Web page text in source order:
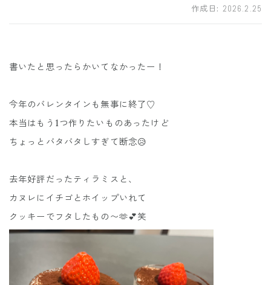
作成日: 2026.2.25
書いたと思ったらかいてなかったー！
今年のバレンタインも無事に終了♡
本当はもう1つ作りたいものあったけど
ちょっとバタバタしすぎて断念😥
去年好評だったティラミスと、
カヌレにイチゴとホイップいれて
クッキーでフタしたもの〜🫶💕笑